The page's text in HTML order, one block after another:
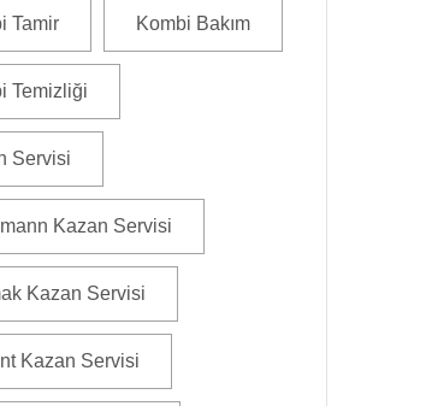
Tamir Kombi Bakım
Temizliği
Servisi
Kazan Servisi
Kazan Servisi
Kazan Servisi